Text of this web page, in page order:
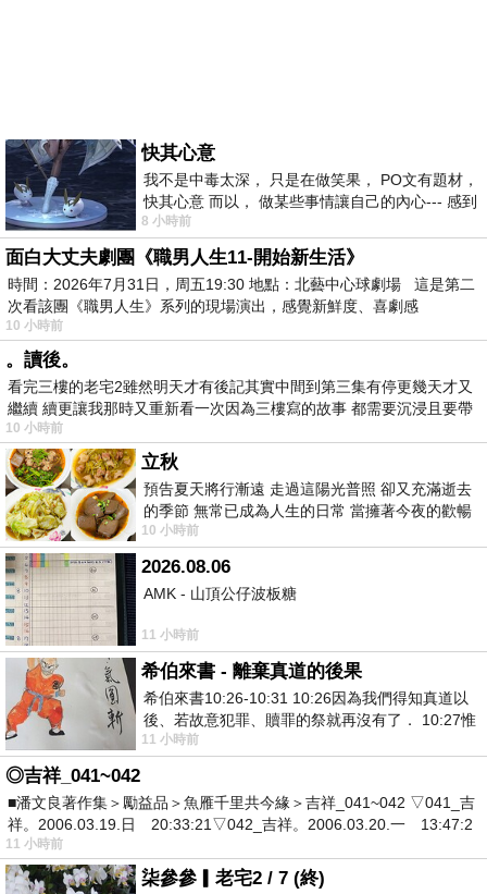
快其心意
我不是中毒太深， 只是在做笑果， PO文有題材，
快其心意 而以， 做某些事情讓自己的內心--- 感到
愉快。
8 小時前
面白大丈夫劇團《職男人生11-開始新生活》
時間：2026年7月31日，周五19:30 地點：北藝中心球劇場 這是第二
次看該團《職男人生》系列的現場演出，感覺新鮮度、喜劇感
10 小時前
。讀後。
看完三樓的老宅2雖然明天才有後記其實中間到第三集有停更幾天才又
繼續 續更讓我那時又重新看一次因為三樓寫的故事 都需要沉浸且要帶
有
10 小時前
立秋
預告夏天將行漸遠 走過這陽光普照 卻又充滿逝去
的季節 無常已成為人生的日常 當擁著今夜的歡暢
舒心 轉眼驟成昨日 而明晨 太陽
10 小時前
2026.08.06
AMK - 山頂公仔波板糖
11 小時前
希伯來書 - 離棄真道的後果
希伯來書10:26-10:31 10:26因為我們得知真道以
後、若故意犯罪、贖罪的祭就再沒有了． 10:27惟
有戰懼等候審判和那燒滅眾敵人的烈火
11 小時前
◎吉祥_041~042
■潘文良著作集＞勵益品＞魚雁千里共今緣＞吉祥_041~042 ▽041_吉
祥。2006.03.19.日 20:33:21▽042_吉祥。2006.03.20.一 13:47:2
11 小時前
柒參參▎老宅2 / 7 (終)